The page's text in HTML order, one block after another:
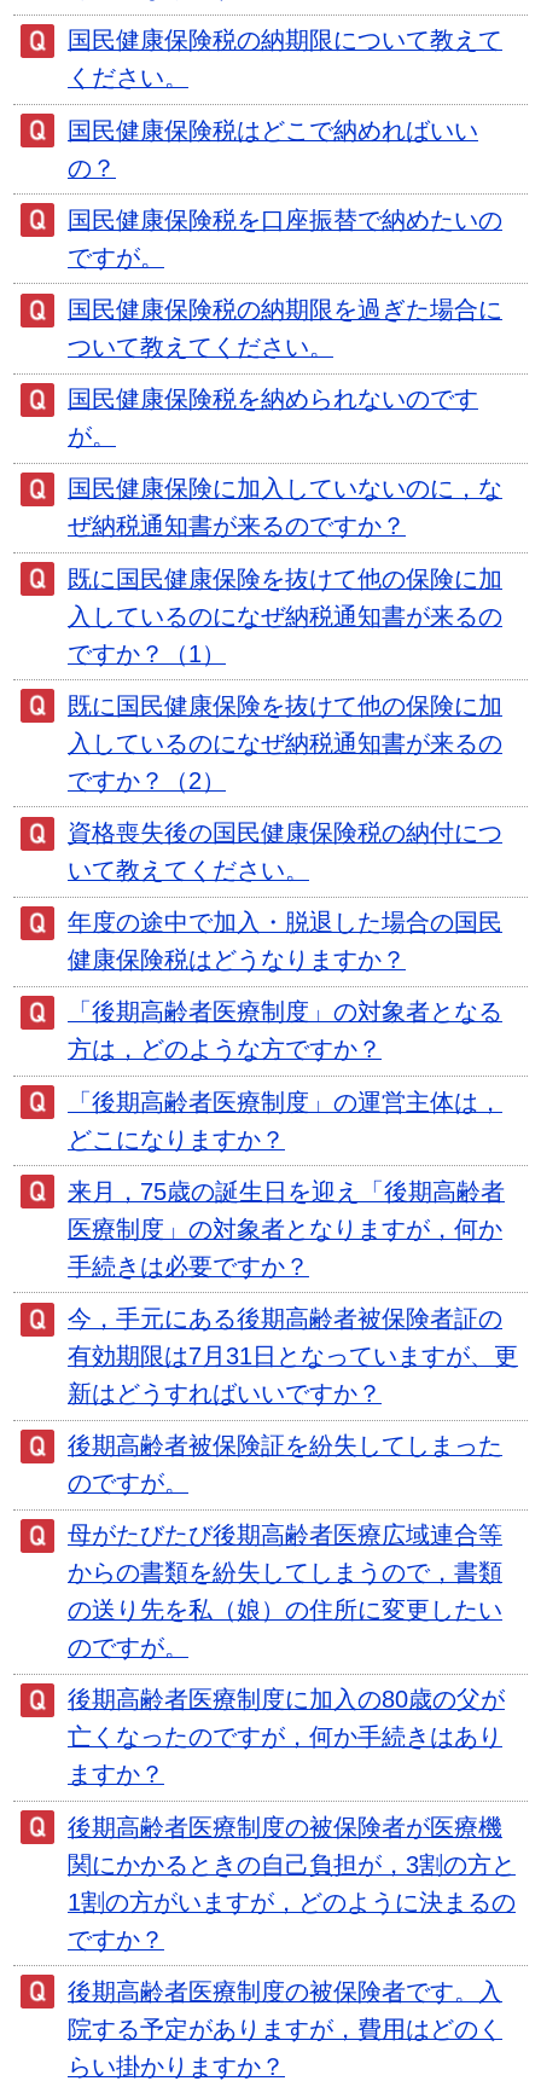
国民健康保険税の納期限について教えて
ください。
国民健康保険税はどこで納めればいい
の？
国民健康保険税を口座振替で納めたいの
ですが。
国民健康保険税の納期限を過ぎた場合に
ついて教えてください。
国民健康保険税を納められないのです
が。
国民健康保険に加入していないのに，な
ぜ納税通知書が来るのですか？
既に国民健康保険を抜けて他の保険に加
入しているのになぜ納税通知書が来るの
ですか？（1）
既に国民健康保険を抜けて他の保険に加
入しているのになぜ納税通知書が来るの
ですか？（2）
資格喪失後の国民健康保険税の納付につ
いて教えてください。
年度の途中で加入・脱退した場合の国民
健康保険税はどうなりますか？
「後期高齢者医療制度」の対象者となる
方は，どのような方ですか？
「後期高齢者医療制度」の運営主体は，
どこになりますか？
来月，75歳の誕生日を迎え「後期高齢者
医療制度」の対象者となりますが，何か
手続きは必要ですか？
今，手元にある後期高齢者被保険者証の
有効期限は7月31日となっていますが、更
新はどうすればいいですか？
後期高齢者被保険証を紛失してしまった
のですが。
母がたびたび後期高齢者医療広域連合等
からの書類を紛失してしまうので，書類
の送り先を私（娘）の住所に変更したい
のですが。
後期高齢者医療制度に加入の80歳の父が
亡くなったのですが，何か手続きはあり
ますか？
後期高齢者医療制度の被保険者が医療機
関にかかるときの自己負担が，3割の方と
1割の方がいますが，どのように決まるの
ですか？
後期高齢者医療制度の被保険者です。入
院する予定がありますが，費用はどのく
らい掛かりますか？